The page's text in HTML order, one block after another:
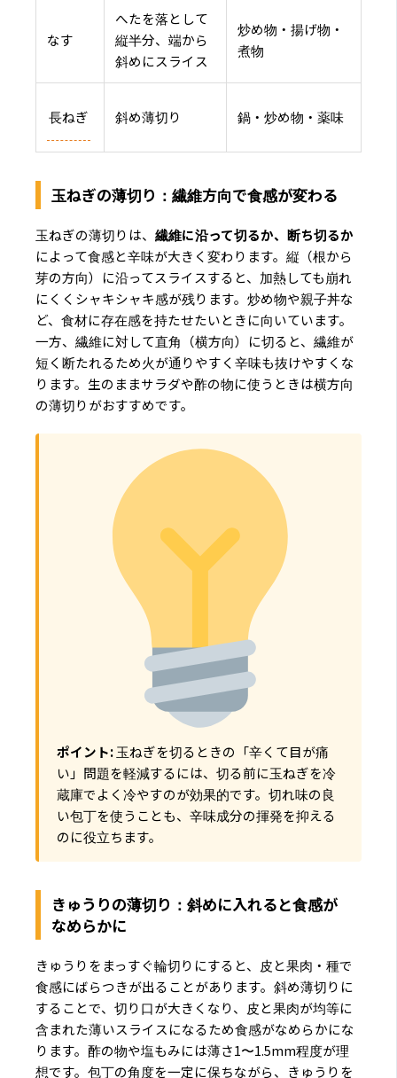
なす
へたを落として
縦半分、端から
斜めにスライス
炒め物・揚げ物・
煮物
長ねぎ 斜め薄切り 鍋・炒め物・薬味
玉ねぎの薄切り：繊維方向で食感が変わる
玉ねぎの薄切りは、 繊維に沿って切るか、断ち切るか
によって食感と辛味が大きく変わります。縦（根から
芽の方向）に沿ってスライスすると、加熱しても崩れ
にくくシャキシャキ感が残ります。炒め物や親子丼な
ど、食材に存在感を持たせたいときに向いています。
一方、繊維に対して直角（横方向）に切ると、繊維が
短く断たれるため火が通りやすく辛味も抜けやすくな
ります。生のままサラダや酢の物に使うときは横方向
の薄切りがおすすめです。
ポイント:玉ねぎを切るときの「辛くて目が痛
い」問題を軽減するには、切る前に玉ねぎを冷
蔵庫でよく冷やすのが効果的です。切れ味の良
い包丁を使うことも、辛味成分の揮発を抑える
のに役立ちます。
きゅうりの薄切り：斜めに入れると食感が
なめらかに
きゅうりをまっすぐ輪切りにすると、皮と果肉・種で
食感にばらつきが出ることがあります。斜め薄切りに
することで、切り口が大きくなり、皮と果肉が均等に
含まれた薄いスライスになるため食感がなめらかにな
ります。酢の物や塩もみには薄さ1〜1.5mm程度が理
想です。包丁の角度を一定に保ちながら、きゅうりを